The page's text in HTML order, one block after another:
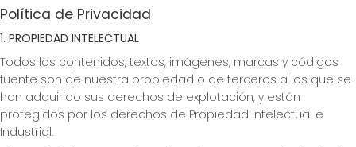
Política de Privacidad
1. PROPIEDAD INTELECTUAL
Todos los contenidos, textos, imágenes, marcas y códigos
fuente son de nuestra propiedad o de terceros a los que se
han adquirido sus derechos de explotación, y están
protegidos por los derechos de Propiedad Intelectual e
Industrial.